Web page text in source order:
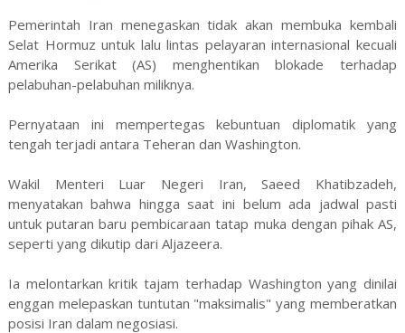
Pemerintah Iran menegaskan tidak akan membuka kembali
Selat Hormuz untuk lalu lintas pelayaran internasional kecuali
Amerika Serikat (AS) menghentikan blokade terhadap
pelabuhan-pelabuhan miliknya.
Pernyataan ini mempertegas kebuntuan diplomatik yang
tengah terjadi antara Teheran dan Washington.
Wakil Menteri Luar Negeri Iran, Saeed Khatibzadeh,
menyatakan bahwa hingga saat ini belum ada jadwal pasti
untuk putaran baru pembicaraan tatap muka dengan pihak AS,
seperti yang dikutip dari Aljazeera.
Ia melontarkan kritik tajam terhadap Washington yang dinilai
enggan melepaskan tuntutan "maksimalis" yang memberatkan
posisi Iran dalam negosiasi.